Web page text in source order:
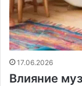
17.06.2026
Влияние